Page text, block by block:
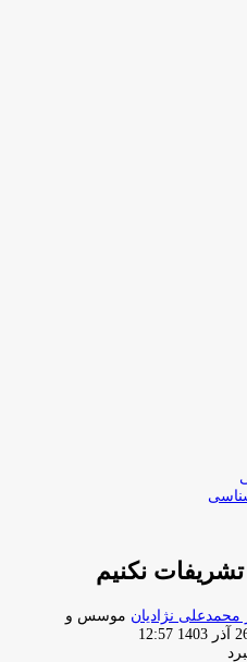
نکنیم
موسس و
1403 12:57